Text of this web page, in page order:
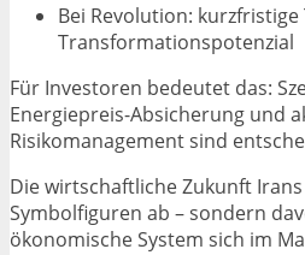
Bei Revolution:
Transformationspotenzial
Für Investoren bedeutet das:
Energiepreis-Absicherung und
Risikomanagement sind
Die wirtschaftliche Zukunft
Symbolfiguren ab – sondern
ökonomische System sich im